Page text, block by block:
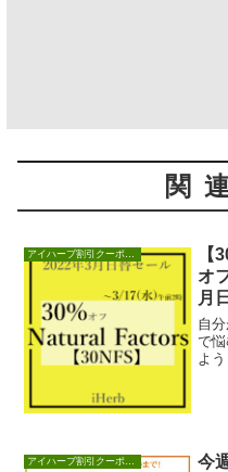
関
【
オ
月
自
で
よ
今